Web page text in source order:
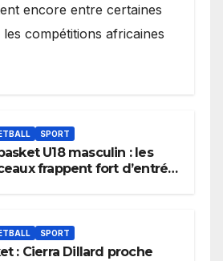
encore entre certaines
compétitions africaines
SPORT
U18 masculin : les
frappent fort d’entrée
SPORT
: Cierra Dillard proche